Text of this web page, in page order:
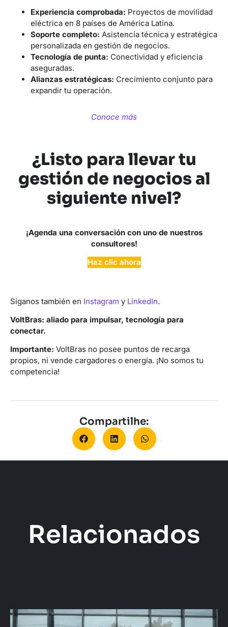
Experiencia comprobada: Proyectos de movilidad
eléctrica en 8 países de América Latina.
Soporte completo: Asistencia técnica y estratégica
personalizada en gestión de negocios.
Tecnología de punta: Conectividad y eficiencia
aseguradas.
Alianzas estratégicas: Crecimiento conjunto para
expandir tu operación.
Conoce más
¿Listo para llevar tu
gestión de negocios al
siguiente nivel?
¡Agenda una conversación con uno de nuestros
consultores!
Haz clic ahora
Síganos también en Instagram y LinkedIn.
VoltBras: aliado para impulsar, tecnología para
conectar.
Importante: VoltBras no posee puntos de recarga
propios, ni vende cargadores o energía. ¡No somos tu
competencia!
Compartilhe:
Relacionados